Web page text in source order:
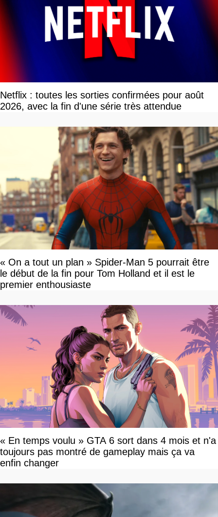
Netflix : toutes les sorties confirmées pour août
2026, avec la fin d'une série très attendue
« On a tout un plan » Spider-Man 5 pourrait être
le début de la fin pour Tom Holland et il est le
premier enthousiaste
« En temps voulu » GTA 6 sort dans 4 mois et n'a
toujours pas montré de gameplay mais ça va
enfin changer